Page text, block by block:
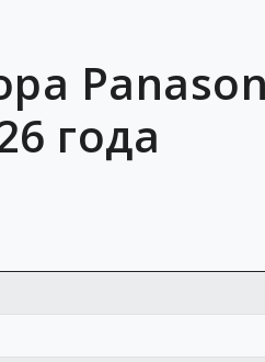
года